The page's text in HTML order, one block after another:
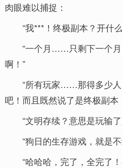
肉眼难以捕捉：
“我***！终极副本？开什
“一个月……只剩下一个
啊！”
“所有玩家……那得多少
吧！而且既然说了是终极副本
“文明存续？意思是玩输
“狗日的生存游戏，就是
“哈哈哈，完了，全完了